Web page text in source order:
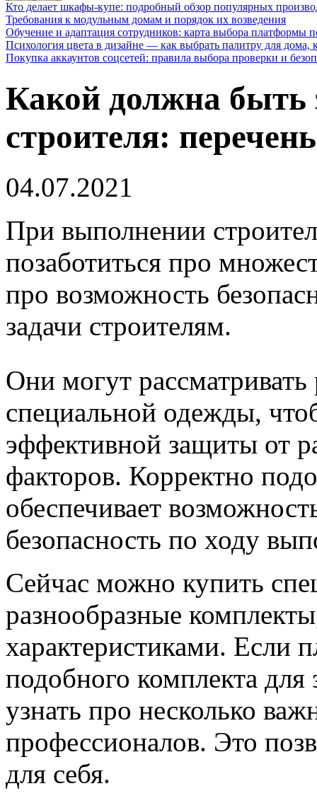
Кто делает шкафы-купе: подробный обзор популярных
Требования к модульным домам и порядок их возведения
Обучение и адаптация сотрудников: карта выбора платформы
Психология цвета в дизайне — как выбрать палитру для дома,
Покупка аккаунтов соцсетей: правила выбора проверки и
Какой должна быть
строителя:
04.07.2021
При выполнении
позаботиться про
про возможность
задачи строителям.
Они могут
специальной одежды,
эффективной защиты от
факторов. Корректно
обеспечивает
безопасность по ходу
Сейчас можно купить
разнообразные
характеристиками. Если
подобного комплекта для
узнать про несколько
профессионалов. Это
для себя.